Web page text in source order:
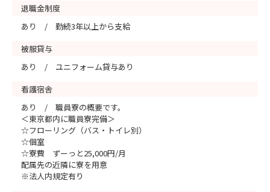
退職金制度
あり / 勤続3年以上から支給
被服貸与
あり / ユニフォーム貸与あり
看護宿舎
あり / 職員寮の概要です。
＜東京都内に職員寮完備＞
☆フローリング（バス・トイレ別）
☆個室
☆寮費 ずーっと25,000円/月
配属先の近隣に寮を用意
※法人内規定有り